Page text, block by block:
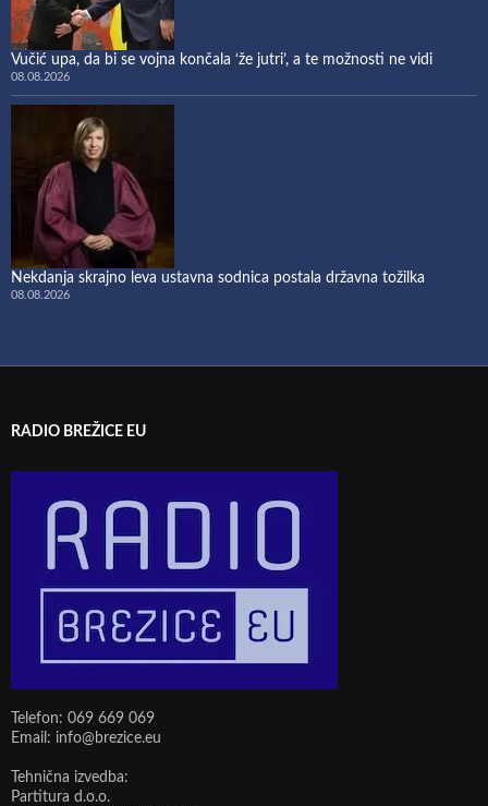
Vučić upa, da bi se vojna končala ‘že jutri’, a te možnosti ne vidi
08.08.2026
Nekdanja skrajno leva ustavna sodnica postala državna tožilka
08.08.2026
RADIO BREŽICE EU
Telefon: 069 669 069
Email: info@brezice.eu
Tehnična izvedba:
Partitura d.o.o.